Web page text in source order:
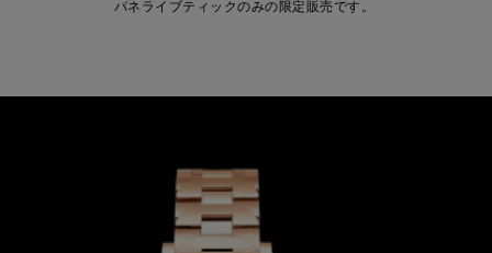
パネライブティックのみの限定販売です。